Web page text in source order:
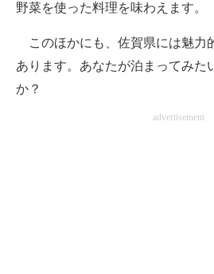
野菜を使った料理を味わえます。
このほかにも、佐賀県には魅力
あります。あなたが泊まってみた
か？
advertisement